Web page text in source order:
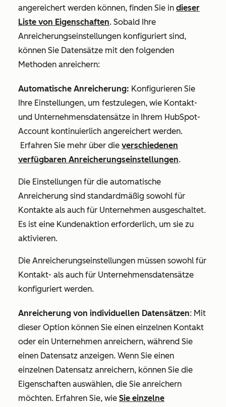
angereichert werden können, finden Sie in dieser
Liste von Eigenschaften. Sobald Ihre
Anreicherungseinstellungen konfiguriert sind,
können Sie Datensätze mit den folgenden
Methoden anreichern:
Automatische Anreicherung: Konfigurieren Sie
Ihre Einstellungen, um festzulegen, wie Kontakt-
und Unternehmensdatensätze in Ihrem HubSpot-
Account kontinuierlich angereichert werden.
Erfahren Sie mehr über die verschiedenen
verfügbaren Anreicherungseinstellungen.
Die Einstellungen für die automatische
Anreicherung sind standardmäßig sowohl für
Kontakte als auch für Unternehmen ausgeschaltet.
Es ist eine Kundenaktion erforderlich, um sie zu
aktivieren.
Die Anreicherungseinstellungen müssen sowohl für
Kontakt- als auch für Unternehmensdatensätze
konfiguriert werden.
Anreicherung von individuellen Datensätzen: Mit
dieser Option können Sie einen einzelnen Kontakt
oder ein Unternehmen anreichern, während Sie
einen Datensatz anzeigen. Wenn Sie einen
einzelnen Datensatz anreichern, können Sie die
Eigenschaften auswählen, die Sie anreichern
möchten. Erfahren Sie, wie Sie einzelne